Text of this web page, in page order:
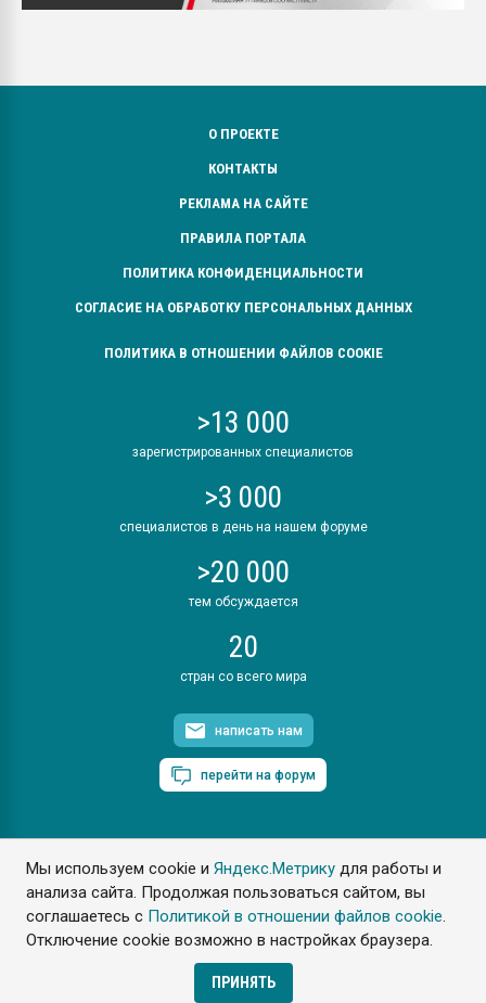
Мы используем cookie иЯндекс.Метрику для работы и
анализа сайта. Продолжая пользоваться сайтом, вы
соглашаетесь с Политикой в отношении файлов cookie.
Отключение cookie возможно в настройках браузера.
ПРИНЯТЬ
О ПРОЕКТЕ
КОНТАКТЫ
РЕКЛАМА НА САЙТЕ
ПРАВИЛА ПОРТАЛА
ПОЛИТИКА КОНФИДЕНЦИАЛЬНОСТИ
СОГЛАСИЕ НА ОБРАБОТКУ ПЕРСОНАЛЬНЫХ ДАННЫХ
ПОЛИТИКА В ОТНОШЕНИИ ФАЙЛОВ COOKIE
>13 000
зарегистрированных специалистов
>3 000
специалистов в день на нашем форуме
>20 000
тем обсуждается
20
стран со всего мира
написать нам
перейти на форум
ПластЭксперт © 2006. Все права защищены
Разрешается копирование материалов сайта с обязательной
ссылкой на www.e-plastic.ru
Разработка сайта